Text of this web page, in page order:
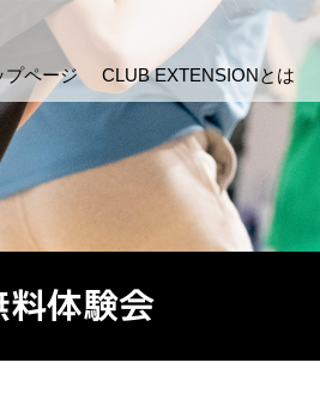
CLUB EXTENSIONとは
プページ
料体験会